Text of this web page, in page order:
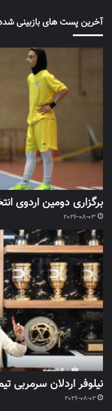
آخرین پست های بازبینی
برگزاری دومین اردوی
2026-08-03
نیلوفر اردلان سرمربی
2026-08-02